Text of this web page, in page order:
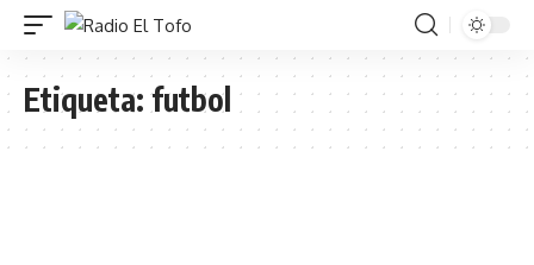
Etiqueta:futbol